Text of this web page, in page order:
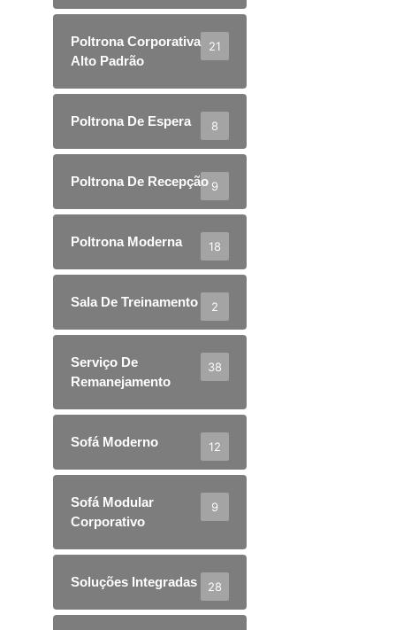
Poltrona Corporativa
Alto Padrão
21
Poltrona De Espera 8
Poltrona De Recepção 9
Poltrona Moderna 18
Sala De Treinamento 2
Serviço De
Remanejamento
38
Sofá Moderno 12
Sofá Modular
Corporativo
9
Soluções Integradas 28